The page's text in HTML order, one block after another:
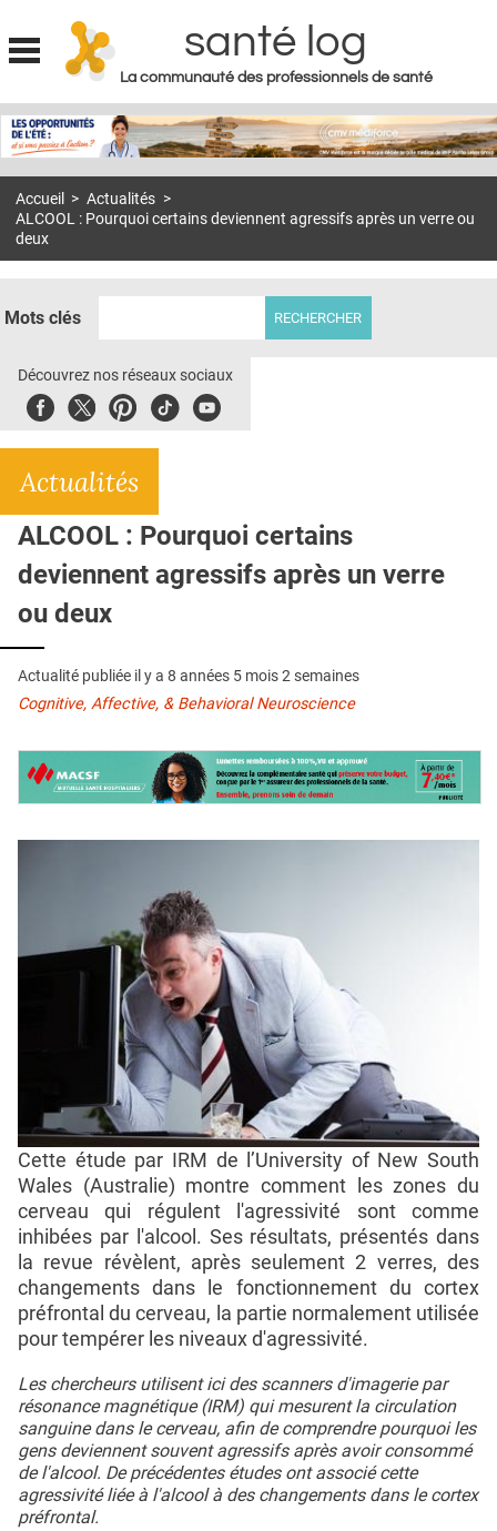
Jump to navigation
santé log
La communauté des professionnels de santé
MON COMPTE
S'ABONNER À LA REVUE SOIN À DOMICILE
E-REVUE SAD
THÉMA
CRÉDITS
Accueil > Actualités >
ALCOOL : Pourquoi certains deviennent agressifs après un verre ou
deux
Mots clés
Découvrez nos réseaux sociaux
FacebookTwitterPinterest
TiktokYoubute
Actualités
ALCOOL : Pourquoi certains
deviennent agressifs après un verre
ou deux
Actualité publiée il y a 8 années 5 mois 2 semaines
Cognitive, Affective, & Behavioral Neuroscience
Cette étude par IRM de l’University of New South
Wales (Australie) montre comment les zones du
cerveau qui régulent l'agressivité sont comme
inhibées par l'alcool. Ses résultats, présentés dans
la revue révèlent, après seulement 2 verres, des
changements dans le fonctionnement du cortex
préfrontal du cerveau, la partie normalement utilisée
pour tempérer les niveaux d'agressivité.
Les chercheurs utilisent ici des scanners d'imagerie par
résonance magnétique (IRM) qui mesurent la circulation
sanguine dans le cerveau, afin de comprendre pourquoi les
gens deviennent souvent agressifs après avoir consommé
de l'alcool. De précédentes études ont associé cette
agressivité liée à l'alcool à des changements dans le cortex
préfrontal.